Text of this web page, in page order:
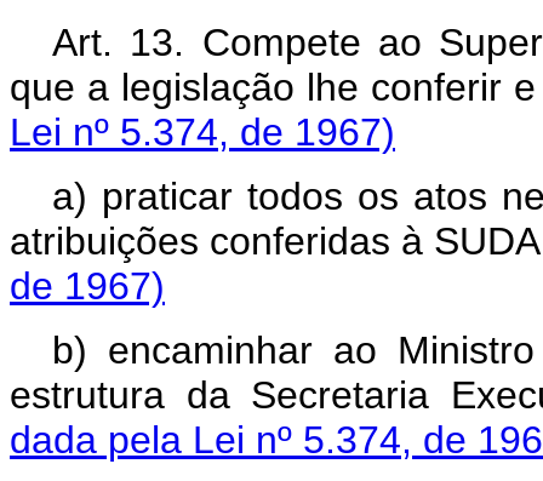
Art. 13. Compete ao
que a legislação lhe conferir
Lei nº 5.374, de 1967)
a) praticar todos os atos
atribuições conferidas à
de 1967)
b) encaminhar ao
estrutura da Secretaria
dada pela Lei nº 5.374, de